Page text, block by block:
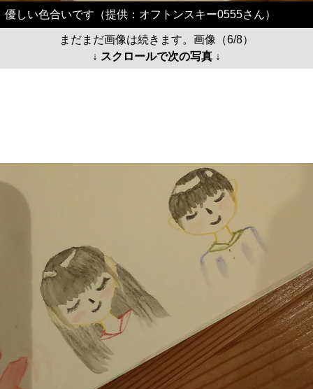
優しい色合いです（提供：オフトンスキー0555さん）
まだまだ画像は続きます。画像（6/8）
↓ スクロールで次の写真 ↓